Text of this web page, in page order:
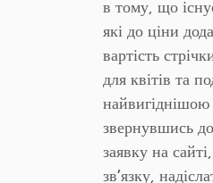
в тому, що
які до ціни
вартість
для квітів та
звернувшись
заявку на
зв’язку,